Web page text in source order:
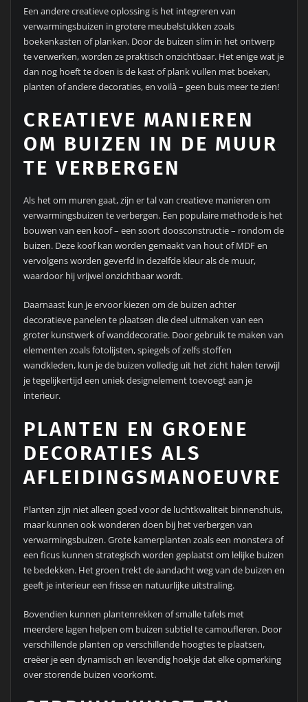
Een andere creatieve oplossing is het integreren van
verwarmingsbuizen in grotere meubelstukken zoals
boekenkasten of planken. Door de buizen slim in het ontwerp
te verwerken, worden ze praktisch onzichtbaar. Het enige wat je
dan nog hoeft te doen is de kast of plank vullen met boeken,
planten of andere decoraties, en voilà – geen buis meer te zien!
CREATIEVE MANIEREN
OM BUIZEN IN DE MUUR
TE VERBERGEN
Als het om muren gaat, zijn er tal van creatieve manieren om
verwarmingsbuizen te verbergen. Een populaire methode is het
bouwen van een koof – een soort doosconstructie – rondom de
buizen. Deze koof kan worden gemaakt van hout of MDF en
vervolgens worden geverfd in dezelfde kleur als de muur,
waardoor hij vrijwel onzichtbaar wordt.
Daarnaast kun je ervoor kiezen om de buizen achter
decoratieve panelen te plaatsen die deel uitmaken van een
groter kunstwerk of wanddecoratie. Door gebruik te maken van
elementen zoals fotolijsten, spiegels of zelfs stoffen
wandkleden, kun je de buizen volledig uit het zicht halen terwijl
je tegelijkertijd een uniek designelement toevoegt aan je
interieur.
PLANTEN EN GROENE
DECORATIES ALS
AFLEIDINGSMANOEUVRE
Planten zijn niet alleen goed voor de luchtkwaliteit binnenshuis,
maar kunnen ook wonderen doen bij het verbergen van
verwarmingsbuizen. Grote kamerplanten zoals een monstera of
een ficus kunnen strategisch worden geplaatst om lelijke buizen
te bedekken. Het groen trekt de aandacht weg van de buizen en
geeft je interieur een frisse en natuurlijke uitstraling.
Bovendien kunnen plantenrekken of smalle tafels met
meerdere lagen helpen om buizen subtiel te camoufleren. Door
verschillende planten op verschillende hoogtes te plaatsen,
creëer je een dynamisch en levendig hoekje dat elke opmerking
over storende buizen voorkomt.